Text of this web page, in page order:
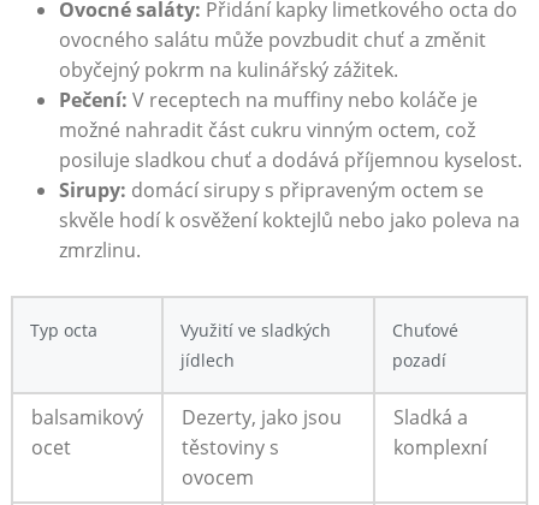
Ovocné ‌saláty: Přidání kapky limetkového octa do
ovocného salátu může povzbudit chuť⁣ a ⁢změnit
⁢obyčejný pokrm na kulinářský zážitek.
Pečení: V ‌receptech na muffiny nebo koláče je
možné nahradit část cukru vinným octem, což
posiluje sladkou chuť a dodává příjemnou kyselost.
Sirupy: domácí sirupy s připraveným ​octem‍ se
skvěle hodí k ⁢osvěžení‌ koktejlů nebo jako poleva na
zmrzlinu.
Typ octa
Využití ve sladkých​
jídlech
Chuťové
pozadí
balsamikový‍
ocet
Dezerty, jako jsou
těstoviny s
⁣ovocem
Sladká a
komplexní